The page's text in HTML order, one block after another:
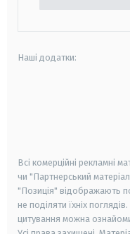
Наші додатки:
Всі комерційні рекламні
чи "Партнерський
"Позиція" відображають
не поділяти їхніх
цитування можна